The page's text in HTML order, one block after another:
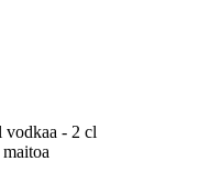
- 2 cl